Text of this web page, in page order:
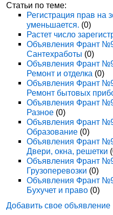
Статьи по теме:
Регистрация прав на
уменьшается. (0)
Растет число
Объявления Франт
Сантехработы (0)
Объявления Франт
Ремонт и отделка (0)
Объявления Франт
Ремонт бытовых
Объявления Франт
Разное (0)
Объявления Франт
Образование (0)
Объявления Франт
Двери, окна, решетки
Объявления Франт
Грузоперевозки (0)
Объявления Франт
Бухучет и право (0)
Добавить свое объявление